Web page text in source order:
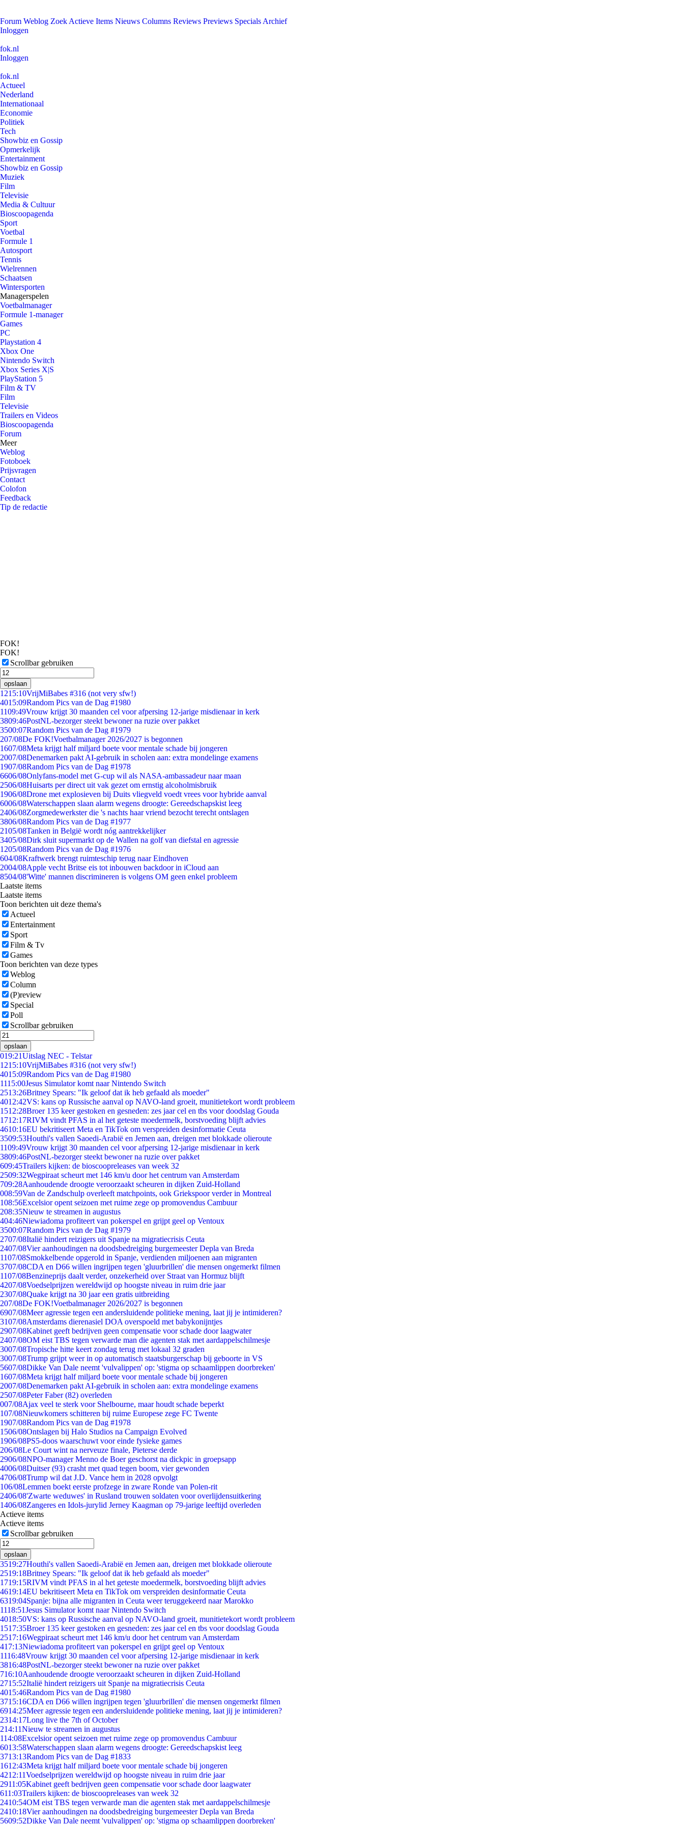
Forum Weblog Zoek Actieve Items Nieuws Columns Reviews Previews Specials Archief
Inloggen
fok.nl
Inloggen
fok.nl
Actueel
Nederland
Internationaal
Economie
Politiek
Tech
Showbiz en Gossip
Opmerkelijk
Entertainment
Showbiz en Gossip
Muziek
Film
Televisie
Media & Cultuur
Bioscoopagenda
Sport
Voetbal
Formule 1
Autosport
Tennis
Wielrennen
Schaatsen
Wintersporten
Managerspelen
Voetbalmanager
Formule 1-manager
Games
PC
Playstation 4
Xbox One
Nintendo Switch
Xbox Series X|S
PlayStation 5
Film & TV
Film
Televisie
Trailers en Videos
Bioscoopagenda
Forum
Meer
Weblog
Fotoboek
Prijsvragen
Contact
Colofon
Feedback
Tip de redactie
FOK!
FOK!
Scrollbar gebruiken
opslaan
1215:10VrijMiBabes #316 (not very sfw!)
4015:09Random Pics van de Dag #1980
1109:49Vrouw krijgt 30 maanden cel voor afpersing 12-jarige misdienaar in kerk
3809:46PostNL-bezorger steekt bewoner na ruzie over pakket
3500:07Random Pics van de Dag #1979
207/08De FOK!Voetbalmanager 2026/2027 is begonnen
1607/08Meta krijgt half miljard boete voor mentale schade bij jongeren
2007/08Denemarken pakt AI-gebruik in scholen aan: extra mondelinge examens
1907/08Random Pics van de Dag #1978
6606/08Onlyfans-model met G-cup wil als NASA-ambassadeur naar maan
2506/08Huisarts per direct uit vak gezet om ernstig alcoholmisbruik
1906/08Drone met explosieven bij Duits vliegveld voedt vrees voor hybride aanval
6006/08Waterschappen slaan alarm wegens droogte: Gereedschapskist leeg
2406/08Zorgmedewerkster die 's nachts haar vriend bezocht terecht ontslagen
3806/08Random Pics van de Dag #1977
2105/08Tanken in België wordt nóg aantrekkelijker
3405/08Dirk sluit supermarkt op de Wallen na golf van diefstal en agressie
1205/08Random Pics van de Dag #1976
604/08Kraftwerk brengt ruimteschip terug naar Eindhoven
2004/08Apple vecht Britse eis tot inbouwen backdoor in iCloud aan
8504/08'Witte' mannen discrimineren is volgens OM geen enkel probleem
Laatste items
Laatste items
Toon berichten uit deze thema's
Actueel
Entertainment
Sport
Film & Tv
Games
Toon berichten van deze types
Weblog
Column
(P)review
Special
Poll
Scrollbar gebruiken
opslaan
019:21Uitslag NEC - Telstar
1215:10VrijMiBabes #316 (not very sfw!)
4015:09Random Pics van de Dag #1980
1115:00Jesus Simulator komt naar Nintendo Switch
2513:26Britney Spears: "Ik geloof dat ik heb gefaald als moeder"
4012:42VS: kans op Russische aanval op NAVO-land groeit, munitietekort wordt probleem
1512:28Broer 135 keer gestoken en gesneden: zes jaar cel en tbs voor doodslag Gouda
1712:17RIVM vindt PFAS in al het geteste moedermelk, borstvoeding blijft advies
4610:16EU bekritiseert Meta en TikTok om verspreiden desinformatie Ceuta
3509:53Houthi's vallen Saoedi-Arabië en Jemen aan, dreigen met blokkade olieroute
1109:49Vrouw krijgt 30 maanden cel voor afpersing 12-jarige misdienaar in kerk
3809:46PostNL-bezorger steekt bewoner na ruzie over pakket
609:45Trailers kijken: de bioscoopreleases van week 32
2509:32Wegpiraat scheurt met 146 km/u door het centrum van Amsterdam
709:28Aanhoudende droogte veroorzaakt scheuren in dijken Zuid-Holland
008:59Van de Zandschulp overleeft matchpoints, ook Griekspoor verder in Montreal
108:56Excelsior opent seizoen met ruime zege op promovendus Cambuur
208:35Nieuw te streamen in augustus
404:46Niewiadoma profiteert van pokerspel en grijpt geel op Ventoux
3500:07Random Pics van de Dag #1979
2707/08Italië hindert reizigers uit Spanje na migratiecrisis Ceuta
2407/08Vier aanhoudingen na doodsbedreiging burgemeester Depla van Breda
1107/08Smokkelbende opgerold in Spanje, verdienden miljoenen aan migranten
3707/08CDA en D66 willen ingrijpen tegen 'gluurbrillen' die mensen ongemerkt filmen
1107/08Benzineprijs daalt verder, onzekerheid over Straat van Hormuz blijft
4207/08Voedselprijzen wereldwijd op hoogste niveau in ruim drie jaar
2307/08Quake krijgt na 30 jaar een gratis uitbreiding
207/08De FOK!Voetbalmanager 2026/2027 is begonnen
6907/08Meer agressie tegen een andersluidende politieke mening, laat jij je intimideren?
3107/08Amsterdams dierenasiel DOA overspoeld met babykonijntjes
2907/08Kabinet geeft bedrijven geen compensatie voor schade door laagwater
2407/08OM eist TBS tegen verwarde man die agenten stak met aardappelschilmesje
3007/08Tropische hitte keert zondag terug met lokaal 32 graden
3007/08Trump grijpt weer in op automatisch staatsburgerschap bij geboorte in VS
5607/08Dikke Van Dale neemt 'vulvalippen' op: 'stigma op schaamlippen doorbreken'
1607/08Meta krijgt half miljard boete voor mentale schade bij jongeren
2007/08Denemarken pakt AI-gebruik in scholen aan: extra mondelinge examens
2507/08Peter Faber (82) overleden
007/08Ajax veel te sterk voor Shelbourne, maar houdt schade beperkt
107/08Nieuwkomers schitteren bij ruime Europese zege FC Twente
1907/08Random Pics van de Dag #1978
1506/08Ontslagen bij Halo Studios na Campaign Evolved
1906/08PS5-doos waarschuwt voor einde fysieke games
206/08Le Court wint na nerveuze finale, Pieterse derde
2906/08NPO-manager Menno de Boer geschorst na dickpic in groepsapp
4006/08Duitser (93) crasht met quad tegen boom, vier gewonden
4706/08Trump wil dat J.D. Vance hem in 2028 opvolgt
106/08Lemmen boekt eerste profzege in zware Ronde van Polen-rit
2406/08'Zwarte weduwes' in Rusland trouwen soldaten voor overlijdensuitkering
1406/08Zangeres en Idols-jurylid Jerney Kaagman op 79-jarige leeftijd overleden
Actieve items
Actieve items
Scrollbar gebruiken
opslaan
3519:27Houthi's vallen Saoedi-Arabië en Jemen aan, dreigen met blokkade olieroute
2519:18Britney Spears: "Ik geloof dat ik heb gefaald als moeder"
1719:15RIVM vindt PFAS in al het geteste moedermelk, borstvoeding blijft advies
4619:14EU bekritiseert Meta en TikTok om verspreiden desinformatie Ceuta
6319:04Spanje: bijna alle migranten in Ceuta weer teruggekeerd naar Marokko
1118:51Jesus Simulator komt naar Nintendo Switch
4018:50VS: kans op Russische aanval op NAVO-land groeit, munitietekort wordt probleem
1517:35Broer 135 keer gestoken en gesneden: zes jaar cel en tbs voor doodslag Gouda
2517:16Wegpiraat scheurt met 146 km/u door het centrum van Amsterdam
417:13Niewiadoma profiteert van pokerspel en grijpt geel op Ventoux
1116:48Vrouw krijgt 30 maanden cel voor afpersing 12-jarige misdienaar in kerk
3816:48PostNL-bezorger steekt bewoner na ruzie over pakket
716:10Aanhoudende droogte veroorzaakt scheuren in dijken Zuid-Holland
2715:52Italië hindert reizigers uit Spanje na migratiecrisis Ceuta
4015:46Random Pics van de Dag #1980
3715:16CDA en D66 willen ingrijpen tegen 'gluurbrillen' die mensen ongemerkt filmen
6914:25Meer agressie tegen een andersluidende politieke mening, laat jij je intimideren?
2314:17Long live the 7th of October
214:11Nieuw te streamen in augustus
114:08Excelsior opent seizoen met ruime zege op promovendus Cambuur
6013:58Waterschappen slaan alarm wegens droogte: Gereedschapskist leeg
3713:13Random Pics van de Dag #1833
1612:43Meta krijgt half miljard boete voor mentale schade bij jongeren
4212:11Voedselprijzen wereldwijd op hoogste niveau in ruim drie jaar
2911:05Kabinet geeft bedrijven geen compensatie voor schade door laagwater
611:03Trailers kijken: de bioscoopreleases van week 32
2410:54OM eist TBS tegen verwarde man die agenten stak met aardappelschilmesje
2410:18Vier aanhoudingen na doodsbedreiging burgemeester Depla van Breda
5609:52Dikke Van Dale neemt 'vulvalippen' op: 'stigma op schaamlippen doorbreken'